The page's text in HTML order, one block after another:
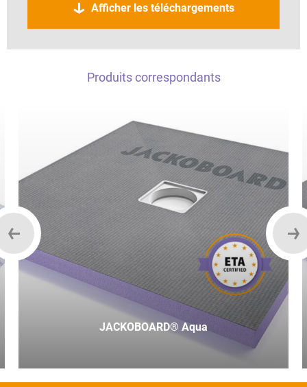
Afficher les téléchargements
Produits correspondants
JACKOBOARD® Aqua